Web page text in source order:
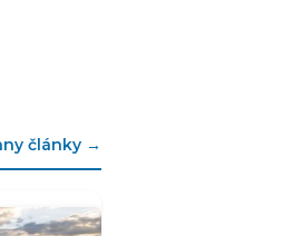
články →